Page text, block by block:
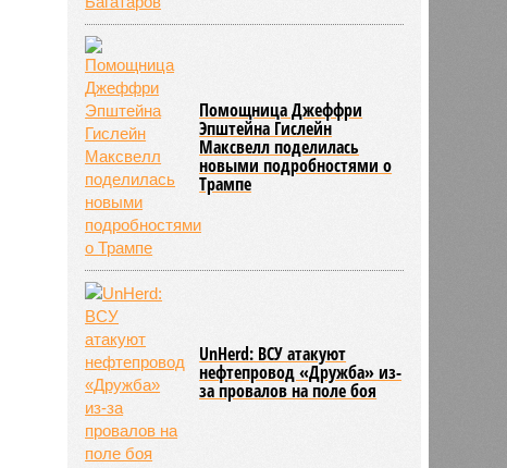
Помощница Джеффри
Эпштейна Гислейн
Максвелл поделилась
новыми подробностями о
Трампе
UnHerd: ВСУ атакуют
нефтепровод «Дружба» из-
за провалов на поле боя